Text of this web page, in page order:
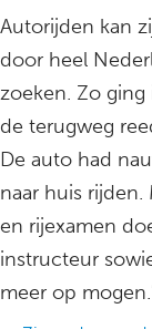
Autorijden kan
door heel
zoeken. Zo
de terugweg
De auto had
naar huis
en rijexamen
instructeur
meer op